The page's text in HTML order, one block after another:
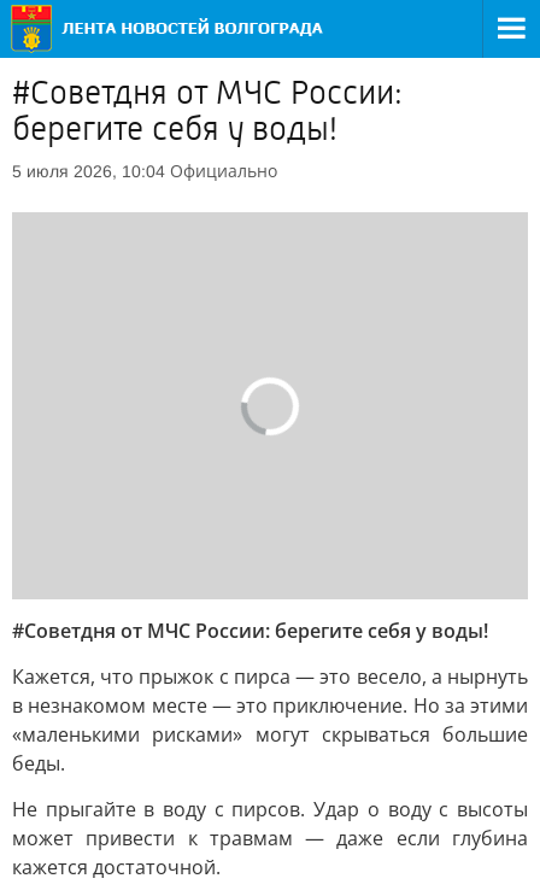
#Советдня от МЧС России:
берегите себя у воды!
5 июля 2026, 10:04 Официально
#Советдня от МЧС России: берегите себя у воды!
Кажется, что прыжок с пирса — это весело, а нырнуть
в незнакомом месте — это приключение. Но за этими
«маленькими рисками» могут скрываться большие
беды.
Не прыгайте в воду с пирсов. Удар о воду с высоты
может привести к травмам — даже если глубина
кажется достаточной.